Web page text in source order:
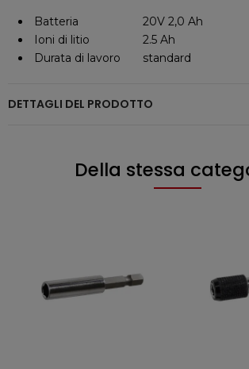
Batteria
20V 2,0 Ah
Ioni di litio
2.5 Ah
Durata di lavoro
standard
DETTAGLI DEL PRODOTTO
Della stessa